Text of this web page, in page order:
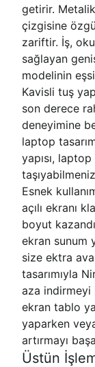
getirir.
çizgisine
zariftir. İş,
sağlayan
modelinin
Kavisli tuş
son derece
deneyimine
laptop
yapısı,
Esnek
açılı ekranı
boyut
ekran sunum
size ektra
tasarımıyla
aza indirmeyi
ekran tablo
yaparken
artırmayı
Üstün